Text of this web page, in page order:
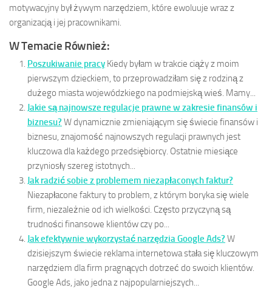
motywacyjny był żywym narzędziem, które ewoluuje wraz z
organizacją i jej pracownikami.
W Temacie Również:
Poszukiwanie pracy Kiedy byłam w trakcie ciąży z moim
pierwszym dzieckiem, to przeprowadziłam się z rodziną z
dużego miasta wojewódzkiego na podmiejską wieś. Mamy...
Jakie są najnowsze regulacje prawne w zakresie finansów i
biznesu? W dynamicznie zmieniającym się świecie finansów i
biznesu, znajomość najnowszych regulacji prawnych jest
kluczowa dla każdego przedsiębiorcy. Ostatnie miesiące
przyniosły szereg istotnych...
Jak radzić sobie z problemem niezapłaconych faktur?
Niezapłacone faktury to problem, z którym boryka się wiele
firm, niezależnie od ich wielkości. Często przyczyną są
trudności finansowe klientów czy po...
Jak efektywnie wykorzystać narzędzia Google Ads? W
dzisiejszym świecie reklama internetowa stała się kluczowym
narzędziem dla firm pragnących dotrzeć do swoich klientów.
Google Ads, jako jedna z najpopularniejszych...